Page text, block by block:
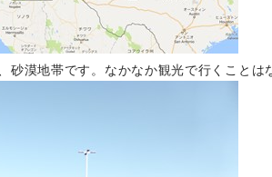
砂漠地帯です。なかなか観光で行くことは